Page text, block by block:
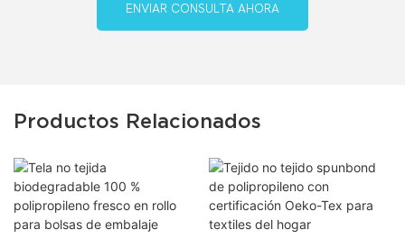
ENVIAR CONSULTA AHORA
Productos Relacionados